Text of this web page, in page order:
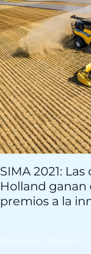
SIMA 2021:
Holland ganan
premios a la
New Holland , Noticias
Holland
ganan
dos
medallas
en
los
premios
a
la
innovación